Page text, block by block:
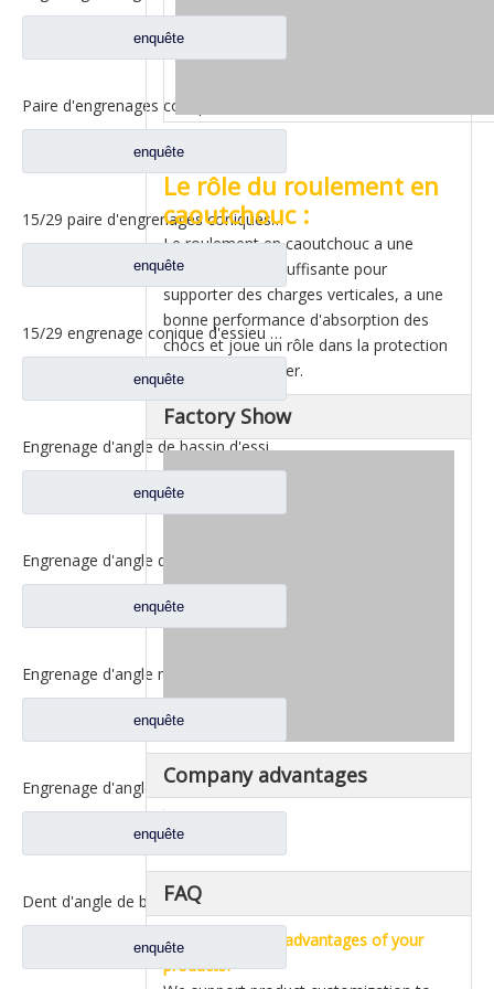
enquête
enquête
15/29 paire d'engrenages coniques à essieu moyen pour Ankai & Benz essieu Foton Auman nord Benz Beiben camion pièces de rechange A3463535310
enquête
15/29 engrenage conique d'essieu arrière pour Ankai & Benz essieu Foton Auman nord Benz Beiben camion pièces de rechange 24.02.101
enquête
Engrenage d'angle de bassin d'essieu arrière pour pièces de rechange Shamcan AulongTruck 81.35199.6532
enquête
enquête
enquête
Engrenage d'angle de bassin d'essieu arrière pour pièces de rechange de camion Sinotruk Steyr 199012320177
enquête
enquête
Le rôle du roulement en
caoutchouc :
Le roulement en caoutchouc a une
rigidité verticale suffisante pour
supporter des charges verticales, a une
bonne performance d'absorption des
chocs et joue un rôle dans la protection
de la plaque d'acier.
Factory Show
Company advantages
FAQ
Q1.What are the advantages of your
products?